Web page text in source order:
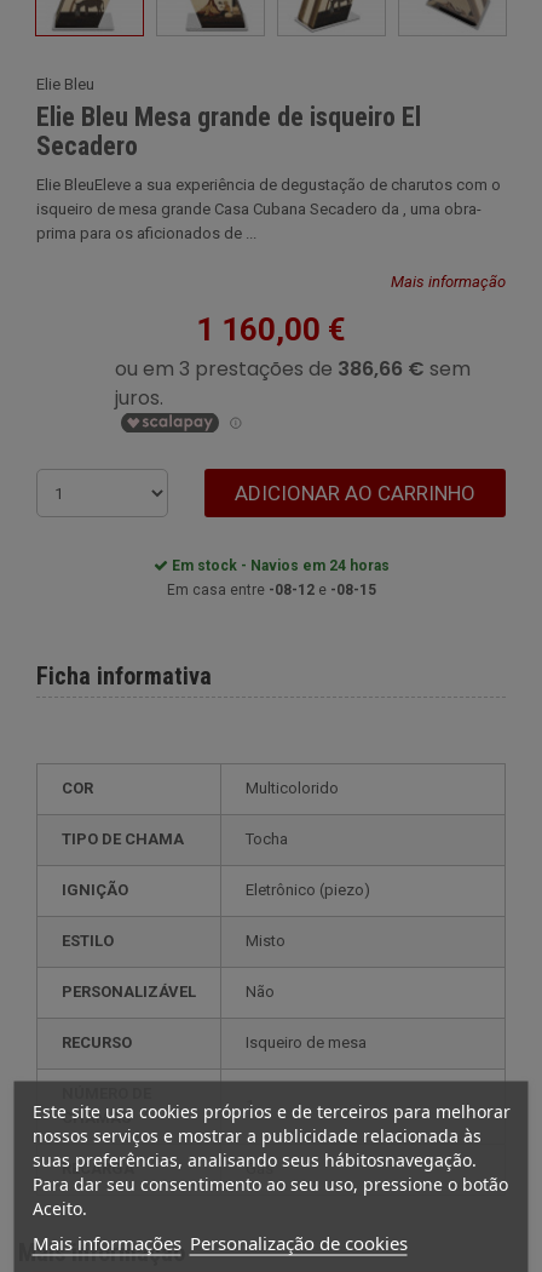
Este site usa cookies próprios e de terceiros para melhorar
nossos serviços e mostrar a publicidade relacionada às
suas preferências, analisando seus hábitosnavegação.
Para dar seu consentimento ao seu uso, pressione o botão
Aceito.
Mais informações Personalização de cookies
Elie Bleu
Elie Bleu Mesa grande de isqueiro El
Secadero
Elie BleuEleve a sua experiência de degustação de charutos com o
isqueiro de mesa grande Casa Cubana Secadero da , uma obra-
prima para os aficionados de ...
Mais informação
1 160,00 €
ADICIONAR AO CARRINHO
Em stock - Navios em 24 horas
Em casa entre -08-12e -08-15
Ficha informativa
COR Multicolorido
TIPO DE CHAMA Tocha
IGNIÇÃO eletrônico (piezo)
ESTILO misto
PERSONALIZÁVEL não
RECURSO isqueiro de mesa
CHAMAS
1
RECARGA gás
Mais informação